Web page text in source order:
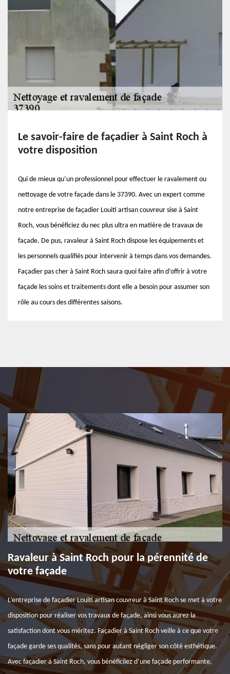
Le savoir-faire de façadier à Saint Roch à
votre disposition
Qui de mieux qu’un professionnel pour effectuer le ravalement ou
nettoyage de votre façade dans le 37390. Avec un expert comme
notre entreprise de façadier Louiti artisan couvreur sise à Saint
Roch, vous bénéficiez du nec plus ultra en matière de travaux de
façade. De pus, ravaleur à Saint Roch dispose les équipements et
les personnels qualifiés pour intervenir à temps dans vos demandes.
Façadier pas cher à Saint Roch saura quoi faire afin d’offrir à votre
façade les soins et traitements dont elle a besoin pour assumer son
rôle au cours des différentes saisons.
Ravaleur à Saint Roch pour la pérennité de
votre façade
L’entreprise de façadier Louiti artisan couvreur à Saint Roch se met à votre
disposition pour réaliser vos travaux de façade, ainsi vous aurez la
satisfaction dont vous méritez. Façadier à Saint Roch veille à ce que votre
façade garde ses qualités, sans pour autant négliger son côté esthétique.
Avec façadier à Saint Roch, vous bénéficiiez d’une façade performante,